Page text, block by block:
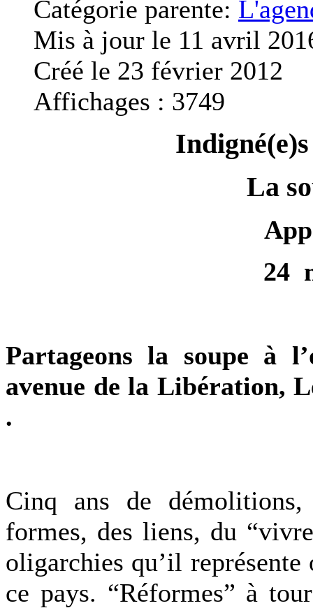
Catégorie parente:
Mis à jour le 11 avril
Créé le 23 février 2012
Affichages : 3749
La
24
Partageons la soupe à
avenue de la Libération,
.
Cinq ans de
formes, des liens, du
oligarchies qu’il représente
ce pays. “Réformes” à